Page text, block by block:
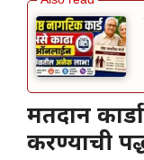
मतदान
करण्याची